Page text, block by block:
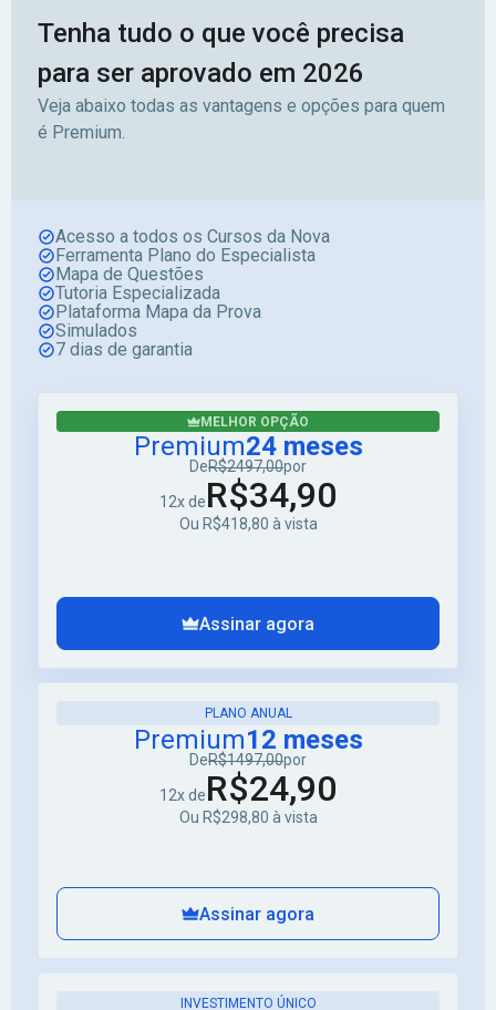
Tenha tudo o que você precisa
para ser aprovado em 2026
Veja abaixo todas as vantagens e opções para quem
é Premium.
Acesso a todos os Cursos da Nova
Ferramenta Plano do Especialista
Mapa de Questões
Tutoria Especializada
Plataforma Mapa da Prova
Simulados
7 dias de garantia
MELHOR OPÇÃO
Premium24 meses
DeR$2497,00por
12x deR$34,90
Ou R$418,80 à vista
Assinar agora
PLANO ANUAL
Premium12 meses
DeR$1497,00por
12x deR$24,90
Ou R$298,80 à vista
Assinar agora
INVESTIMENTO ÚNICO